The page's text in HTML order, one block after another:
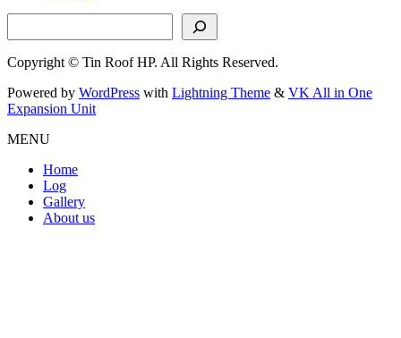
Copyright © Tin Roof HP. All Rights Reserved.
Powered by WordPress with Lightning Theme & VK All in One
Expansion Unit
MENU
Home
Log
Gallery
About us